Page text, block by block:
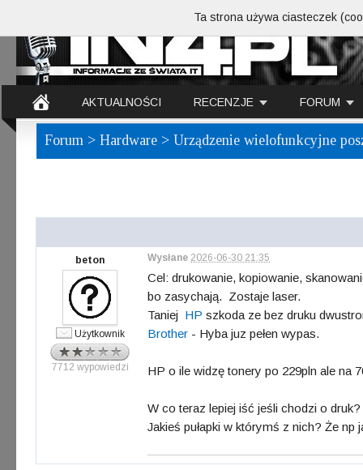
AKTUALNOŚCI RECENZJE FORUM
Forum > Hardware > Urządzenie wielofunkcyjne
beton
Użytkownik
7712 wypowiedzi
Wysłane 2026-06-30 21:35
Cel: drukowanie, kopiowanie,
bo zasychają. Zostaje laser.
Taniej HP szkoda ze bez druku
Brother - Hyba juz pełen wypas.
HP o ile widzę tonery po 229pln ale na
W co teraz lepiej iść jeśli chodzi o
Jakieś pułapki w którymś z nich? Że
Ta strona używa ciasteczek